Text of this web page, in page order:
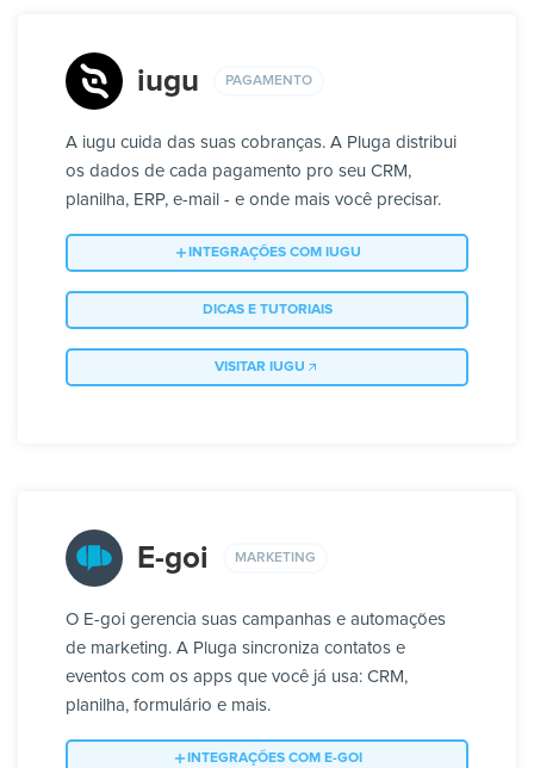
iugu PAGAMENTO
A iugu cuida das suas cobranças. A Pluga distribui
os dados de cada pagamento pro seu CRM,
planilha, ERP, e-mail - e onde mais você precisar.
INTEGRAÇÕES COM IUGU
DICAS E TUTORIAIS
VISITAR IUGU
E-goi MARKETING
O E-goi gerencia suas campanhas e automações
de marketing. A Pluga sincroniza contatos e
eventos com os apps que você já usa: CRM,
planilha, formulário e mais.
INTEGRAÇÕES COM E-GOI